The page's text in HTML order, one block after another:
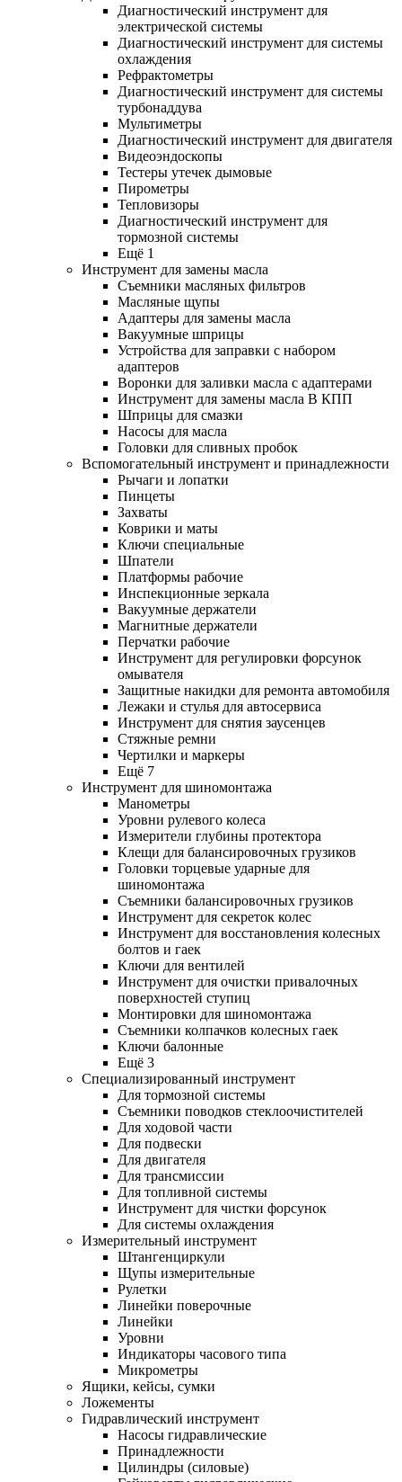
Диагностический инструмент для
электрической системы
Диагностический инструмент для системы
охлаждения
Рефрактометры
Диагностический инструмент для системы
турбонаддува
Мультиметры
Диагностический инструмент для двигателя
Видеоэндоскопы
Тестеры утечек дымовые
Пирометры
Тепловизоры
Диагностический инструмент для
тормозной системы
Ещё 1
Инструмент для замены масла
Съемники масляных фильтров
Масляные щупы
Адаптеры для замены масла
Вакуумные шприцы
Устройства для заправки с набором
адаптеров
Воронки для заливки масла с адаптерами
Инструмент для замены масла В КПП
Шприцы для смазки
Насосы для масла
Головки для сливных пробок
Вспомогательный инструмент и принадлежности
Рычаги и лопатки
Пинцеты
Захваты
Коврики и маты
Ключи специальные
Шпатели
Платформы рабочие
Инспекционные зеркала
Вакуумные держатели
Магнитные держатели
Перчатки рабочие
Инструмент для регулировки форсунок
омывателя
Защитные накидки для ремонта автомобиля
Лежаки и стулья для автосервиса
Инструмент для снятия заусенцев
Стяжные ремни
Чертилки и маркеры
Ещё 7
Инструмент для шиномонтажа
Манометры
Уровни рулевого колеса
Измерители глубины протектора
Клещи для балансировочных грузиков
Головки торцевые ударные для
шиномонтажа
Съемники балансировочных грузиков
Инструмент для секреток колес
Инструмент для восстановления колесных
болтов и гаек
Ключи для вентилей
Инструмент для очистки привалочных
поверхностей ступиц
Монтировки для шиномонтажа
Съемники колпачков колесных гаек
Ключи балонные
Ещё 3
Специализированный инструмент
Для тормозной системы
Съемники поводков стеклоочистителей
Для ходовой части
Для подвески
Для двигателя
Для трансмиссии
Для топливной системы
Инструмент для чистки форсунок
Для системы охлаждения
Измерительный инструмент
Штангенциркули
Щупы измерительные
Рулетки
Линейки поверочные
Линейки
Уровни
Индикаторы часового типа
Микрометры
Ящики, кейсы, сумки
Ложементы
Гидравлический инструмент
Насосы гидравлические
Принадлежности
Цилиндры (силовые)